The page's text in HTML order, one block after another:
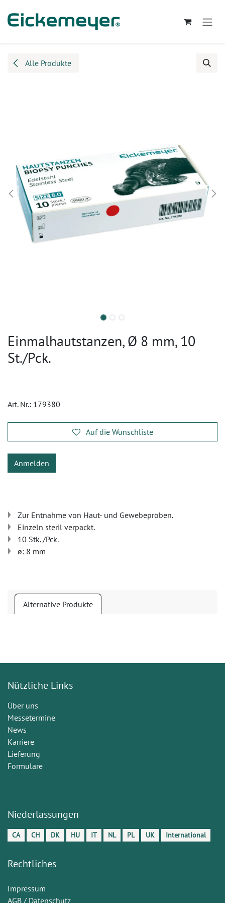
Alle Produkte
Einmalhautstanzen, Ø 8 mm, 10
St./Pck.
Art. Nr.: 179380
Auf die Wunschliste
Anmelden
Zur Entnahme von Haut- und Gewebeproben.
Einzeln steril verpackt.
10 Stk. /Pck.
ø: 8 mm
Alternative Produkte
Nützliche Links
Über uns
Messetermine
News
Karriere
Lieferung
Formulare
Niederlassungen
CA CH DK HU IT NL PL UK International
Rechtliches
Impressum
AGB / Datenschutz